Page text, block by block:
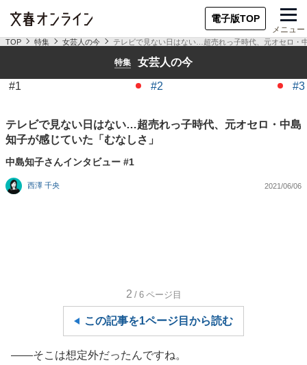
電子版TOP
メニュー
TOP 特集 女芸人の今 テレビで見ない日はない…超売れっ子時代、元オセロ・
特集 女芸人の今
#1 #2 #3
テレビで見ない日はない…超売れっ子時代、元オセロ・中島
知子が感じていた「むなしさ」
中島知子さんインタビュー #1
西澤 千央 2021/06/06
2 /6 ページ目
この記事を1ページ目から読む
——そこは想定外だったんですね。